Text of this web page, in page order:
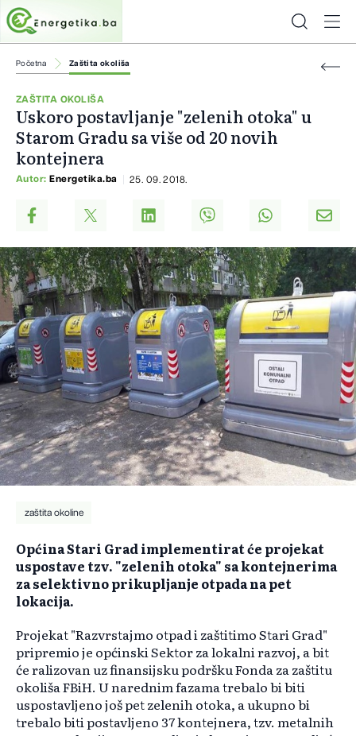
Početna Zaštita okoliša
ZAŠTITA OKOLIŠA
Uskoro postavljanje "zelenih otoka" u
Starom Gradu sa više od 20 novih
kontejnera
Autor: Energetika.ba 25. 09. 2018.
zaštita okoline
Općina Stari Grad implementirat će projekat
uspostave tzv. "zelenih otoka" sa kontejnerima
za selektivno prikupljanje otpada na pet
lokacija.
Projekat "Razvrstajmo otpad i zaštitimo Stari Grad"
pripremio je općinski Sektor za lokalni razvoj, a bit
će ralizovan uz finansijsku podršku Fonda za zaštitu
okoliša FBiH. U narednim fazama trebalo bi biti
uspostavljeno još pet zelenih otoka, a ukupno bi
trebalo biti postavljeno 37 kontejnera, tzv. metalnih